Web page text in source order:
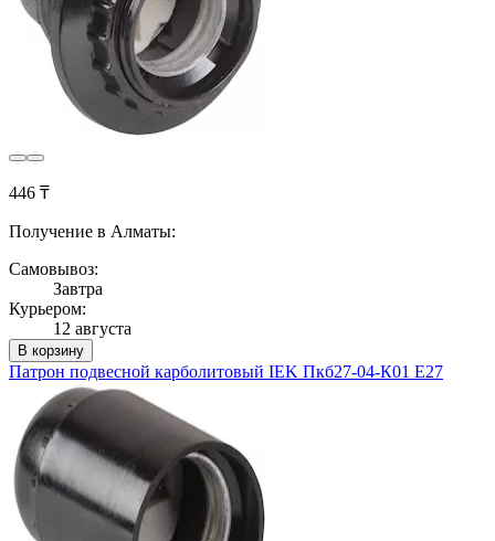
446 ₸
Получение в Алматы:
Самовывоз:
Завтра
Курьером:
12 августа
В корзину
Патрон подвесной карболитовый IEK Пкб27-04-К01 Е27